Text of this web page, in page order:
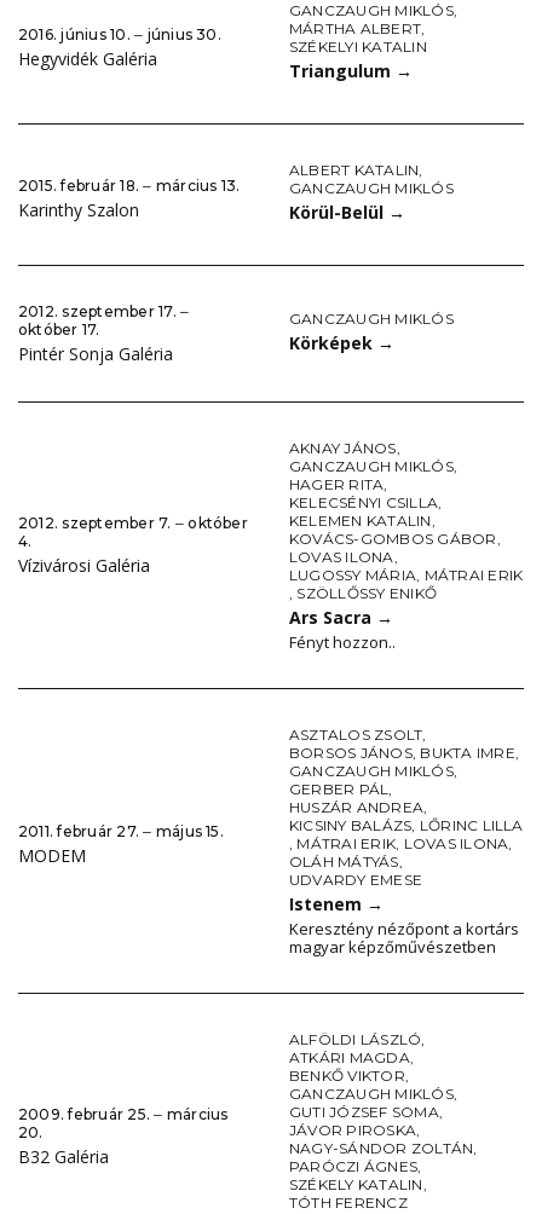
2016. június 10. ‒ június 30.
Hegyvidék Galéria
GANCZAUGH MIKLÓS,
MÁRTHA ALBERT,
SZÉKELYI KATALIN
Triangulum →
2015. február 18. ‒ március 13.
Karinthy Szalon
ALBERT KATALIN,
GANCZAUGH MIKLÓS
Körül-Belül →
2012. szeptember 17. ‒
október 17.
Pintér Sonja Galéria
GANCZAUGH MIKLÓS
Körképek →
2012. szeptember 7. ‒ október
4.
Vízivárosi Galéria
AKNAY JÁNOS,
GANCZAUGH MIKLÓS,
HAGER RITA,
KELECSÉNYI CSILLA,
KELEMEN KATALIN,
KOVÁCS-GOMBOS GÁBOR,
LOVAS ILONA,
LUGOSSY MÁRIA, MÁTRAI ERIK
, SZÖLLŐSSY ENIKŐ
Ars Sacra →
Fényt hozzon..
2011. február 27. ‒ május 15.
MODEM
ASZTALOS ZSOLT,
BORSOS JÁNOS, BUKTA IMRE,
GANCZAUGH MIKLÓS,
GERBER PÁL,
HUSZÁR ANDREA,
KICSINY BALÁZS, LŐRINC LILLA
, MÁTRAI ERIK, LOVAS ILONA,
OLÁH MÁTYÁS,
UDVARDY EMESE
Istenem →
Keresztény nézőpont a kortárs
magyar képzőművészetben
2009. február 25. ‒ március
20.
B32 Galéria
ALFÖLDI LÁSZLÓ,
ATKÁRI MAGDA,
BENKŐ VIKTOR,
GANCZAUGH MIKLÓS,
GUTI JÓZSEF SOMA,
JÁVOR PIROSKA,
NAGY-SÁNDOR ZOLTÁN,
PARÓCZI ÁGNES,
SZÉKELY KATALIN,
TÓTH FERENCZ